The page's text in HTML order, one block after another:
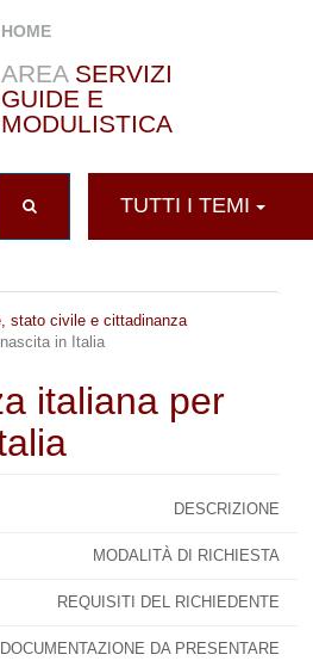
HOME
AREASERVIZI
GUIDE E
MODULISTICA
TUTTI I TEMI
stato civile e cittadinanza
in Italia
italiana per
DESCRIZIONE
MODALITÀ DI RICHIESTA
REQUISITI DEL RICHIEDENTE
DOCUMENTAZIONE DA PRESENTARE